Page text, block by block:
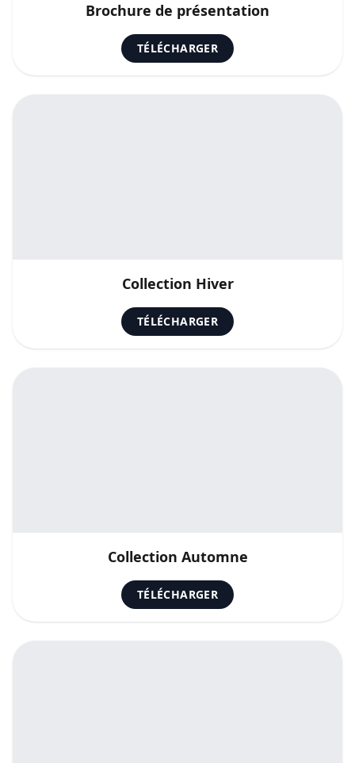
Brochure de présentation
TÉLÉCHARGER
Collection Hiver
TÉLÉCHARGER
Collection Automne
TÉLÉCHARGER